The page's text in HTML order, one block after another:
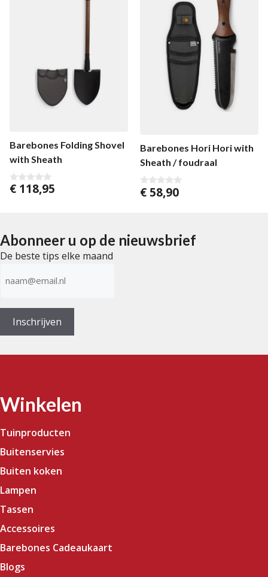
Barebones Folding Shovel
with Sheath
0
€ 118,95
Barebones Hori Hori with
Sheath / foudraal
0
v
€ 58,90
Abonneer u op de nieuwsbrief
De beste tips elke maand
mailadres(Vereist)
Inschrijven
Winkelen
Tuinproducten
Buitenservies
Buiten koken
Lampen
Tassen
Accessoires
Barebones Cadeaukaart
Blogs